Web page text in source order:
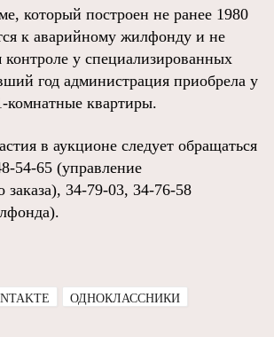
который построен не ранее 1980
к аварийному жилфонду и не
контроле у специализированных
год администрация приобрела у
комнатные квартиры.
в аукционе следует обращаться
54-65 (управление
заказа), 34-79-03, 34-76-58
ОДНОКЛАССНИКИ